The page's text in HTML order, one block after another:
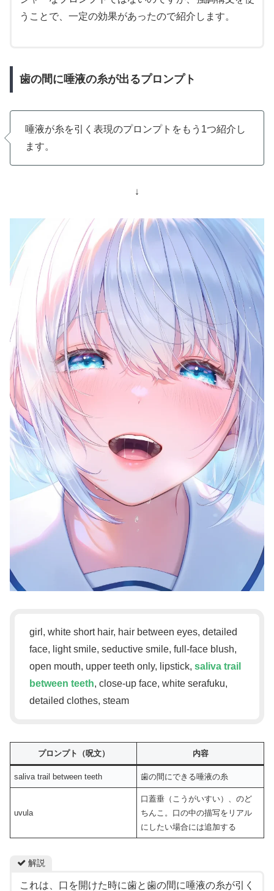
うことで、一定の効果があったので紹介します。
歯の間に唾液の糸が出るプロンプト
唾液が糸を引く表現のプロンプトをもう1つ紹介し
ます。
↓
girl, white short hair, hair between eyes, detailed
face, light smile, seductive smile, full-face blush,
open mouth, upper teeth only, lipstick, saliva trail
between teeth, close-up face, white serafuku,
detailed clothes, steam
プロンプト（呪文） 内容
saliva trail between teeth 歯の間にできる唾液の糸
uvula
口蓋垂（こうがいすい）、のど
ちんこ。口の中の描写をリアル
にしたい場合には追加する
解説
これは、口を開けた時に歯と歯の間に唾液の糸が引く